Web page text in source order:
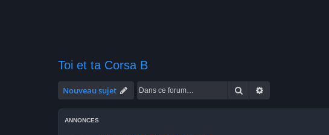
Toi et ta Corsa B
Nouveau sujet Rechercher
ANNONCES